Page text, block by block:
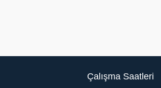
Çalışma Saatleri